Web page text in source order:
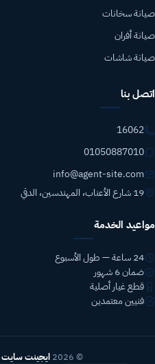
صيانة سخانات
صيانة أفران
صيانة شاشات
اتصل بنا
16062
01050887010
info@agent-site.com
19 شارع الأعناب، المهندسين، الدقي
مواعيد الخدمة
24 ساعة — طول الأسبوع
ضمان 6 شهور
قطع غيار أصلية
فنيين معتمدين
© 2026 ايجينت سايت